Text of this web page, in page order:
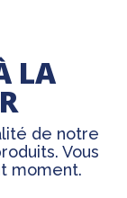
LA
de notre
Vous
moment.